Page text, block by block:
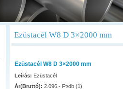
Ezüstacél W8 D 3×2000 mm
Ezüstacél W8 D 3×2000 mm
Leírás: Ezüstacél
Ár(Bruttó): 2.096.- Ft/db (1)